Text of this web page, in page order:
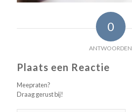
0
ANTWOORDEN
Plaats een Reactie
Meepraten?
Draag gerust bij!